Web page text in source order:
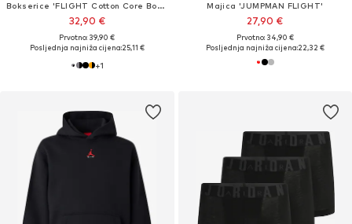
Bokserice 'FLIGHT Cotton Core Boxer Briefs'
32,90 €
Prvotno: 39,90 €
Posljednja najniža cijena:25,11 €
+1
Majica 'JUMPMAN FLIGHT'
27,90 €
Prvotno: 34,90 €
Posljednja najniža cijena:22,32 €